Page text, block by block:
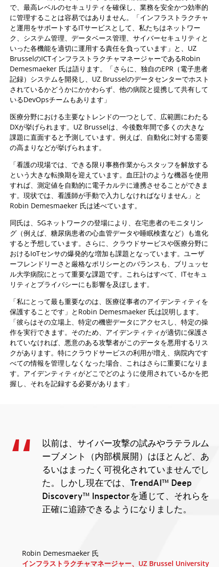
で、最高レベルのセキュリティを確保し、業務を安全かつ効率的
に管理することは容易ではありません。「インフラストラクチャ
と運用をサポートするITサービスとして、私たちはネットワー
ク、システム管理、データベース管理、サイバーセキュリティと
いった各機能を適切に運用する責任を負っています」と、UZ
BrusselのICTインフラストラクチャマネージャーであるRobin
Demesmaeker 氏は語ります。「さらに、独自のEPR（電子患者
記録）システムを開発し、UZ Brusselのデータセンターでホスト
されているかどうかにかかわらず、他の病院と提携して共有して
いるDevOpsチームもあります」
医療分野における主要なトレンドの一つとして、広範囲にわたる
DXが挙げられます。UZ Brusselは、今後数年間で多くの大きな
課題に直面すると予測しています。例えば、自動化に対する需要
の高まりなどが挙げられます。
「看護の現場では、できる限り事務作業からスタッフを解放する
という大きな転換期を迎えています。血圧計のような機器を使用
すれば、測定値を自動的に電子カルテに連携させることができま
す。現状では、看護師が手動で入力しなければなりません」と
Robin Demesmaeker 氏は述べています。
同氏は、5Gネットワークの登場により、在宅患者のモニタリン
グ（例えば、糖尿病患者の心血管データや睡眠検査など）も進化
すると予想しています。さらに、クラウドサービスや医療分野に
おけるIoTセンサの爆発的な増加も課題となっています。ユーザ
ーフレンドリーさと厳格なポリシーとのバランスも、ブリュッセ
ル大学病院にとって重要な課題です。これらはすべて、ITセキュ
リティとプライバシーにも影響を及ぼします。
「私にとって最も重要なのは、医療従事者のアイデンティティを
保護することです」とRobin Demesmaeker 氏は説明します。
「彼らはその立場上、特定の機密データにアクセスし、特定の操
作を実行できます。そのため、アイデンティティが適切に保護さ
れていなければ、悪意のある攻撃者がこのデータを悪用するリス
クがあります。特にクラウドサービスの利用が増え、病院内です
べての情報を管理しなくなった場合、これはさらに重要になりま
す。アイデンティティがどこでどのように使用されているかを把
握し、それを記録する必要があります」
以前は、サイバー攻撃の試みやラテラルム
ーブメント（内部横展開）はほとんど、あ
るいはまったく可視化されていませんでし
た。しかし現在では、TrendAI™ Deep
Discovery™ Inspectorを通じて、それらを
正確に追跡できるようになりました。
Robin Demesmaeker 氏
インフラストラクチャマネージャー、UZ Brussel University